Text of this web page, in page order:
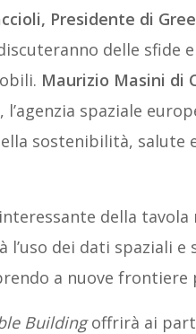
Presidente di
delle sfide
Maurizio Masini di
, l’agenzia spaziale
sostenibilità, salute
della
l’uso dei dati spaziali
a nuove frontiere
Buildingoffrirà ai